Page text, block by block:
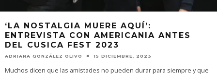
‘LA NOSTALGIA MUERE AQUÍ’:
ENTREVISTA CON AMERICANIA ANTES
DEL CUSICA FEST 2023
ADRIANA GONZÁLEZ OLIVO 15 DICIEMBRE, 2023
Muchos dicen que las amistades no pueden durar para siempre y que